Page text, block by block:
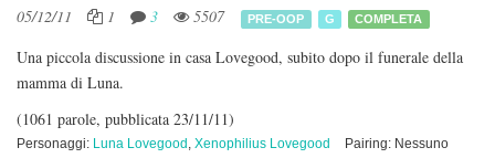
05/12/11 1 3 5507 PRE-OOP G COMPLETA
Una piccola discussione in casa Lovegood, subito dopo il funerale della
mamma di Luna.
(1061 parole, pubblicata 23/11/11)
Personaggi: Luna Lovegood , Xenophilius Lovegood
Pairing: Nessuno